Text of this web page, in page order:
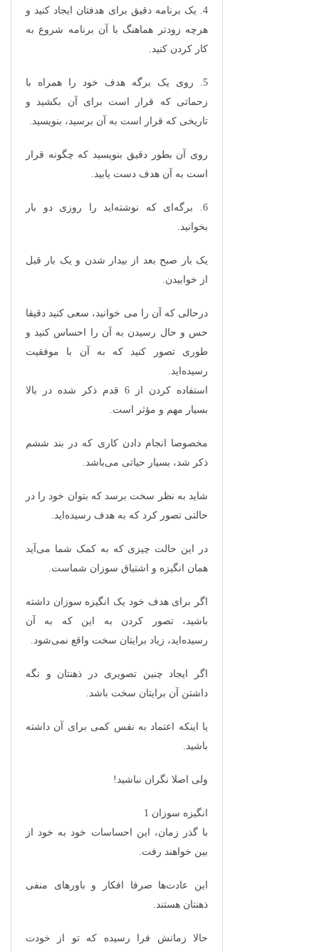
4. یک برنامه دقیق برای هدفتان ایجاد کنید و
هرچه زود‌تر هماهنگ با آن برنامه شروع به
کار کردن کنید.
5. روی یک برگه هدف خود را همراه با
زحماتی که قرار است برای آن بکشید و
تاریخی که قرار است به آن برسید، بنویسید.
روی آن بطور دقیق بنویسید که چگونه قرار
است به آن هدف دست یابید.
6. برگه‌ای که نوشته‌اید را روزی دو بار
بخوانید.
یک بار صبح بعد از بیدار شدن و یک بار قبل
از خوابیدن.
درحالی که آن را می خوانید، سعی کنید دقیقا
حس و حال رسیدن به آن را احساس کنید و
طوری تصور کنید که به آن با موفقیت
رسیده‌اید.
استفاده کردن از 6 قدم ذکر شده در بالا
بسیار مهم و مؤثر است.
مخصوصا انجام دادن کاری که در بند ششم
ذکر شد، بسیار حیاتی می‌باشد.
شاید به نظر سخت برسد که بتوان خود را در
حالتی تصور کرد که به هدف رسیده‌اید.
در این حالت چیزی که به کمک شما می‌آید
همان انگیزه و اشتیاق سوزان شماست.
اگر برای هدف خود یک انگیزه سوزان داشته
باشید، تصور کردن به این که به آن
رسیده‌اید، زیاد برایتان سخت واقع نمی‌شود.
اگر ایجاد چنین تصویری در ذهنتان و نگه
داشتن آن برایتان سخت باشد.
یا اینکه اعتماد به نفس کمی برای آن داشته
باشید.
ولی اصلا نگران نباشید!
انگیزه سوزان 1
با گذر زمان، این احساسات خود به خود از
بین خواهند رفت.
این عادت‌ها صرفا افکار و باور‌های منفی
ذهنتان هستند.
حالا زمانش فرا رسیده که تو از خودت